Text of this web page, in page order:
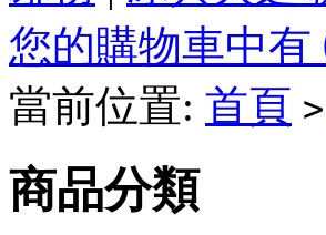
您的購物車中有
當前位置: 首頁 >
商品分類